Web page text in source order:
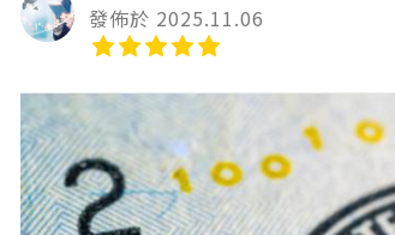
發佈於 2025.11.06